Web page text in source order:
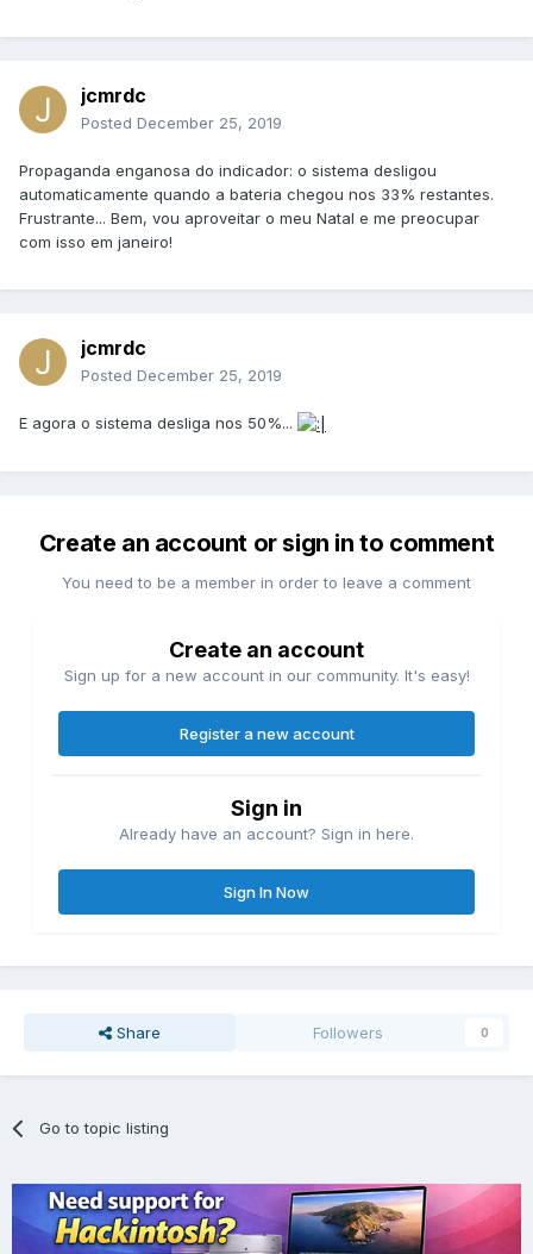
jcmrdc
Posted December 25, 2019
Propaganda enganosa do indicador: o sistema desligou
automaticamente quando a bateria chegou nos 33% restantes.
Frustrante... Bem, vou aproveitar o meu Natal e me preocupar
com isso em janeiro!
jcmrdc
Posted December 25, 2019
E agora o sistema desliga nos 50%...
Create an account or sign in to comment
You need to be a member in order to leave a comment
Create an account
Sign up for a new account in our community. It's easy!
Register a new account
Sign in
Already have an account? Sign in here.
Sign In Now
Share Followers 0
Go to topic listing